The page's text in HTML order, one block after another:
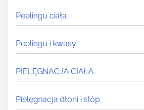
Peelingu ciała
Peelingu i kwasy
PIELĘGNACJA CIAŁA
Pielęgnacja dłoni i stóp